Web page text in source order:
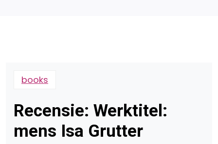
books
Recensie: Werktitel:
mens Isa Grutter